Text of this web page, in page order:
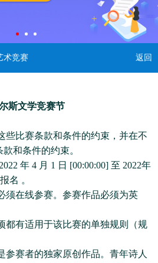
术竞赛 返回
斯文学竞赛节
些比赛条款和条件的约束，并在不
和条件的约束。
年 4 月 1 日 [00:00:00] 至 2022年
名 。
须在线参赛。参赛作品必须为英
都有适用于该比赛的单独规则（规
参赛者的独家原创作品。青年诗人